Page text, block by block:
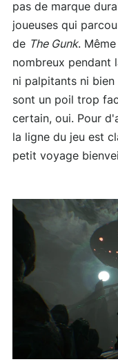
pas de marque
joueuses qui
de The Gunk.
nombreux pendant
ni palpitants ni
sont un poil trop
certain, oui. Pour
la ligne du jeu est
petit voyage